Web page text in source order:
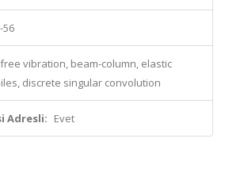
56
free vibration, beam-column, elastic
discrete singular convolution
Adresli: Evet